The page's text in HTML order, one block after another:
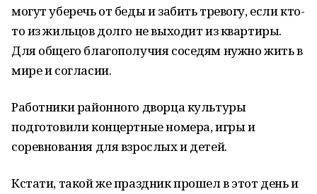
могут уберечь от беды и забить тревогу, если кто-
то из жильцов долго не выходит из квартиры.
Для общего благополучия соседям нужно жить в
мире и согласии.
Работники районного дворца культуры
подготовили концертные номера, игры и
соревнования для взрослых и детей.
Кстати, такой же праздник прошел в этот день и